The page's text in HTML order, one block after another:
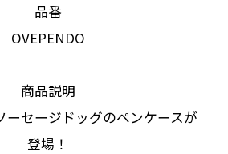
品番
OVEPENDO
商品説明
ーセージドッグのペンケースが
登場！